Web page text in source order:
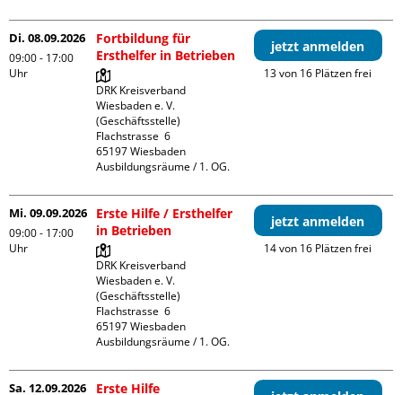
Di. 08.09.2026
09:00 - 17:00
Uhr
Fortbildung für
Ersthelfer in Betrieben
DRK Kreisverband
Wiesbaden e. V.
(Geschäftsstelle)
Flachstrasse  6
65197 Wiesbaden
Ausbildungsräume / 1. OG.
jetzt anmelden
13 von 16 Plätzen frei
Mi. 09.09.2026
09:00 - 17:00
Uhr
Erste Hilfe / Ersthelfer
in Betrieben
DRK Kreisverband
Wiesbaden e. V.
(Geschäftsstelle)
Flachstrasse  6
65197 Wiesbaden
Ausbildungsräume / 1. OG.
jetzt anmelden
14 von 16 Plätzen frei
Sa. 12.09.2026 Erste Hilfe